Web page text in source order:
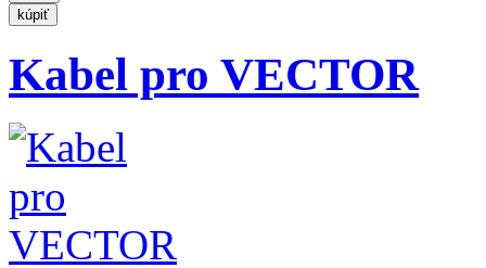
Kabel pro VECTOR